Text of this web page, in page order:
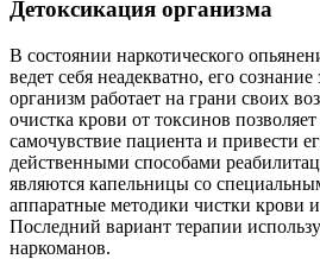
Детоксикация организма
В состоянии наркотического
ведет себя неадекватно, его
организм работает на грани своих
очистка крови от токсинов
самочувствие пациента и привести
действенными способами
являются капельницы со
аппаратные методики чистки крови
Последний вариант терапии
наркоманов.